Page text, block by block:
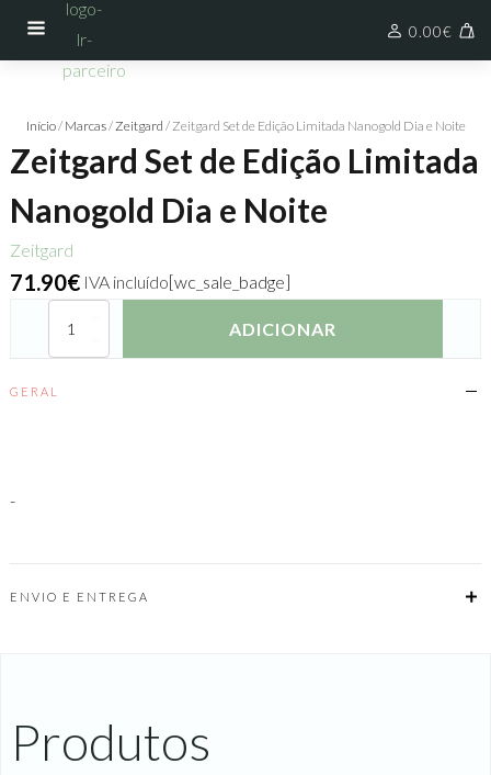
0.00€
Início/ Marcas/Zeitgard / Zeitgard Set de Edição Limitada Nanogold Dia e Noite
Zeitgard Set de Edição Limitada
Nanogold Dia e Noite
Zeitgard
71.90€IVA incluído[wc_sale_badge]
Quantidade
Set
ADICIONAR
GERAL
-
ENVIO E ENTREGA
Produtos